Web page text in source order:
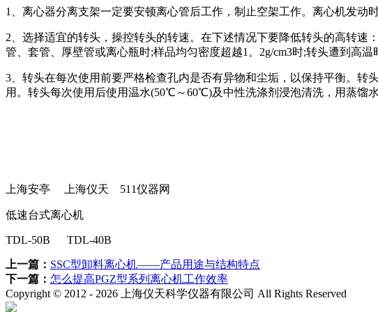
1、离心器分离支架一定要安顿离心管后工作，制止空架工作。离心机发动
2、选择适宜的转头，操控转头的转速。在下述情况下要降低转头的高转
管、套管、厚壁管或离心瓶时;样品均匀密度超越1。2g/cm3时;转头遭到高温
3、转头在每次使用前要严格检查孔内是否有异物和尘垢，以保持平衡。
用。转头每次使用后使用温水(50℃～60℃)及中性洗涤剂浸泡清洗，用蒸馏
上海安亭 上海仪天 511仪器网
低速台式离心机
TDL-50B TDL-40B
上一篇： SSC型卸料离心机——产品用途与结构特点
下一篇： 怎么提高PGZ型系列离心机工作效率
Copyright © 2012 - 2026 上海仪天科学仪器有限公司 All Rights Reserved